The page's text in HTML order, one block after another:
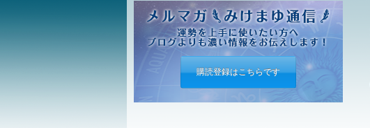
購読登録はこちらです